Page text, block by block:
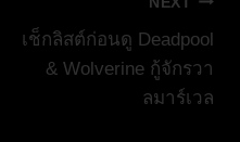
เช็กลิสต์ก่อนดู Deadpool
& Wolverine กู้จักรวา
ลมาร์เวล